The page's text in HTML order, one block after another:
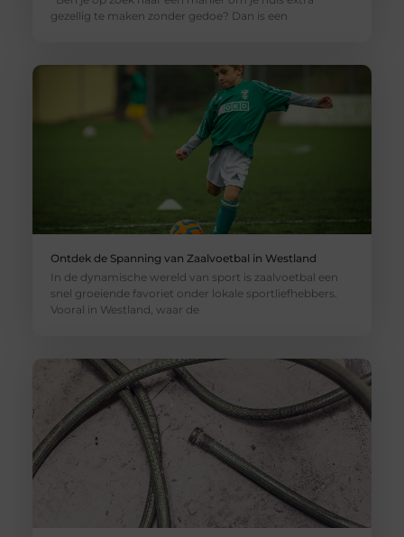
gezellig te maken zonder gedoe? Dan is een
Ontdek de Spanning van Zaalvoetbal in Westland
In de dynamische wereld van sport is zaalvoetbal een
snel groeiende favoriet onder lokale sportliefhebbers.
Vooral in Westland, waar de